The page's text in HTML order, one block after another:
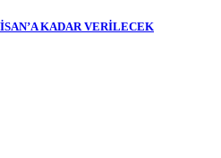
KADAR VERİLECEK